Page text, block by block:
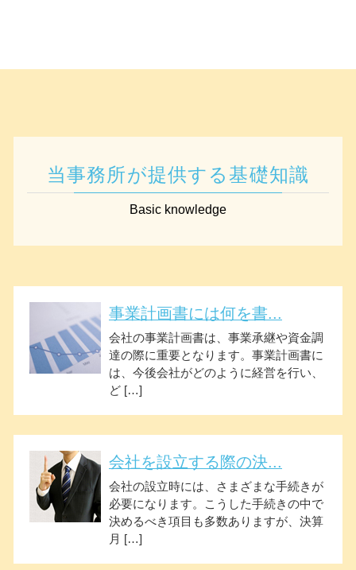
当事務所が提供する基礎知識
Basic knowledge
事業計画書には何を書...
会社の事業計画書は、事業承継や資金調
達の際に重要となります。事業計画書に
は、今後会社がどのように経営を行い、
ど […]
会社を設立する際の決...
会社の設立時には、さまざまな手続きが
必要になります。こうした手続きの中で
決めるべき項目も多数ありますが、決算
月 […]